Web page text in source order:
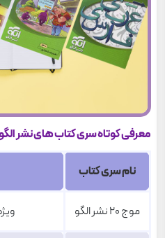
معرفی کوتاه سری کتاب های نشر
نام سری کتاب
موج 20 نشر الگو